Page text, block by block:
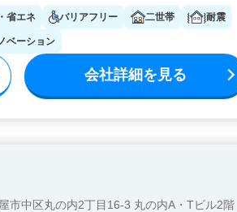
省エネ バリアフリー 二世帯 耐震
ベーション
会社詳細を見る
市中区丸の内2丁目16-3 丸の内A・Tビル2階